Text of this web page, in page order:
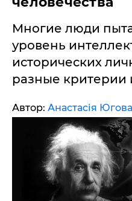
Многие люди
уровень
исторических
разные критерии
Автор: Анастасія Югова